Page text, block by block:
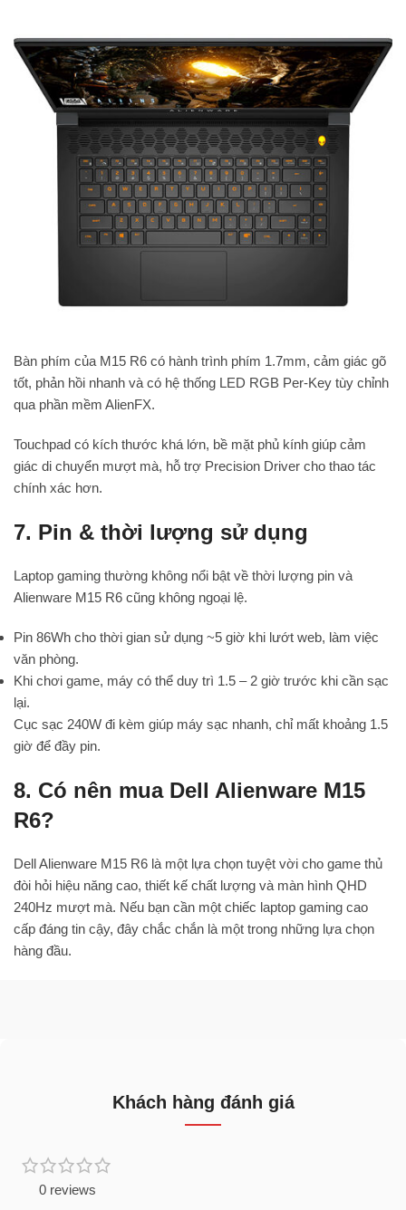
Bàn phím của M15 R6 có hành trình phím 1.7mm, cảm giác gõ
tốt, phản hồi nhanh và có hệ thống LED RGB Per-Key tùy chỉnh
qua phần mềm AlienFX.
Touchpad có kích thước khá lớn, bề mặt phủ kính giúp cảm
giác di chuyển mượt mà, hỗ trợ Precision Driver cho thao tác
chính xác hơn.
7. Pin & thời lượng sử dụng
Laptop gaming thường không nổi bật về thời lượng pin và
Alienware M15 R6 cũng không ngoại lệ.
Pin 86Wh cho thời gian sử dụng ~5 giờ khi lướt web, làm việc
văn phòng.
Khi chơi game, máy có thể duy trì 1.5 – 2 giờ trước khi cần sạc
lại.
Cục sạc 240W đi kèm giúp máy sạc nhanh, chỉ mất khoảng 1.5
giờ để đầy pin.
8. Có nên mua Dell Alienware M15
R6?
Dell Alienware M15 R6 là một lựa chọn tuyệt vời cho game thủ
đòi hỏi hiệu năng cao, thiết kế chất lượng và màn hình QHD
240Hz mượt mà. Nếu bạn cần một chiếc laptop gaming cao
cấp đáng tin cậy, đây chắc chắn là một trong những lựa chọn
hàng đầu.
Khách hàng đánh giá
0 reviews